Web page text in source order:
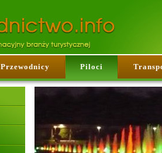
Przewodnicy Piloci